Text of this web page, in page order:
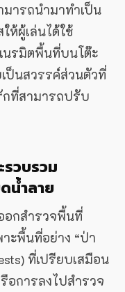
ารถนำมาทำเป็น
ห้ผู้เล่นได้ใช้
นรมิตพื้นที่บนโต๊ะ
ป็นสวรรค์ส่วนตัวที่
กที่สามารถปรับ
รวบรวม
น้ำลาย
อกสำรวจพื้นที่
ะพื้นที่อย่าง “ป่า
ที่เปรียบเสมือน
อการลงไปสำรวจ